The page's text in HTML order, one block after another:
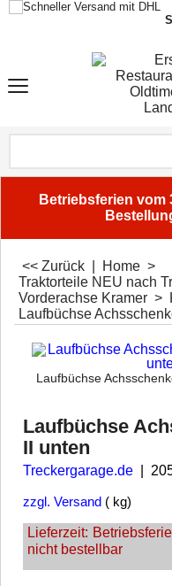
Betriebsferien vom
<< Zurück Home >
Traktorteile NEU nach
Vorderachse Kramer >
Laufbüchse
Laufbüchse
Laufbüchse
II unten
Treckergarage.de
zzgl. Versand kg
Lieferzeit:
nicht bestellbar